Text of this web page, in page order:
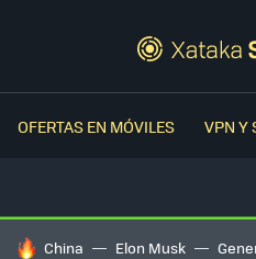
OFERTAS EN MÓVILES VPN Y
HOY SE HABLA DE
China Elon Musk